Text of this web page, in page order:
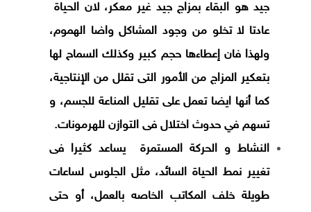
جيد هو البقاء بمزاج جيد غير معكر، لان الحياة
عادتا لا تخلو من وجود المشاكل واضا الهموم،
ولهذا فان إعطاءها حجم كبير وكذلك السماح لها
بتعكير المزاج من الأمور التى تقلل من الإنتاجية،
كما أنها ايضا تعمل على تقليل المناعة للجسم، و
تسهم في حدوث اختلال فى التوازن للهرمونات.
النشاط و الحركة المستمرة يساعد كثيرا فى
تغيير نمط الحياة السائد، مثل الجلوس لساعات
طويلة خلف المكاتب الخاصه بالعمل، أو حتى